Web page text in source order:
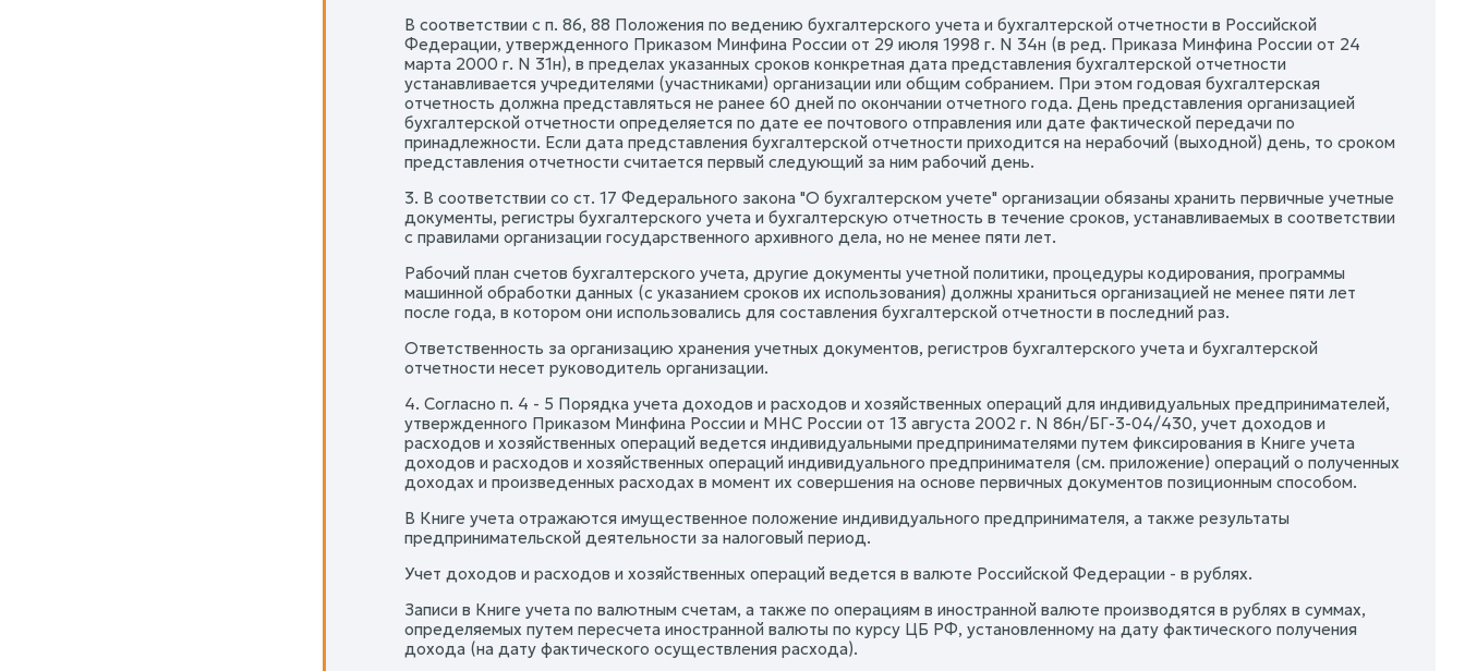
В соответствии с п. 86, 88 Положения по ведению бухгалтерского учета и бухгалтерской отчетности в Российской
Федерации, утвержденного Приказом Минфина России от 29 июля 1998 г. N 34н (в ред. Приказа Минфина России от 24
марта 2000 г. N 31н), в пределах указанных сроков конкретная дата представления бухгалтерской отчетности
устанавливается учредителями (участниками) организации или общим собранием. При этом годовая бухгалтерская
отчетность должна представляться не ранее 60 дней по окончании отчетного года. День представления организацией
бухгалтерской отчетности определяется по дате ее почтового отправления или дате фактической передачи по
принадлежности. Если дата представления бухгалтерской отчетности приходится на нерабочий (выходной) день, то сроком
представления отчетности считается первый следующий за ним рабочий день.
3. В соответствии со ст. 17 Федерального закона "О бухгалтерском учете" организации обязаны хранить первичные учетные
документы, регистры бухгалтерского учета и бухгалтерскую отчетность в течение сроков, устанавливаемых в соответствии
с правилами организации государственного архивного дела, но не менее пяти лет.
Рабочий план счетов бухгалтерского учета, другие документы учетной политики, процедуры кодирования, программы
машинной обработки данных (с указанием сроков их использования) должны храниться организацией не менее пяти лет
после года, в котором они использовались для составления бухгалтерской отчетности в последний раз.
Ответственность за организацию хранения учетных документов, регистров бухгалтерского учета и бухгалтерской
отчетности несет руководитель организации.
4. Согласно п. 4 - 5 Порядка учета доходов и расходов и хозяйственных операций для индивидуальных предпринимателей,
утвержденного Приказом Минфина России и МНС России от 13 августа 2002 г. N 86н/БГ-3-04/430, учет доходов и
расходов и хозяйственных операций ведется индивидуальными предпринимателями путем фиксирования в Книге учета
доходов и расходов и хозяйственных операций индивидуального предпринимателя (см. приложение) операций о полученных
доходах и произведенных расходах в момент их совершения на основе первичных документов позиционным способом.
В Книге учета отражаются имущественное положение индивидуального предпринимателя, а также результаты
предпринимательской деятельности за налоговый период.
Учет доходов и расходов и хозяйственных операций ведется в валюте Российской Федерации - в рублях.
Записи в Книге учета по валютным счетам, а также по операциям в иностранной валюте производятся в рублях в суммах,
определяемых путем пересчета иностранной валюты по курсу ЦБ РФ, установленному на дату фактического получения
дохода (на дату фактического осуществления расхода).